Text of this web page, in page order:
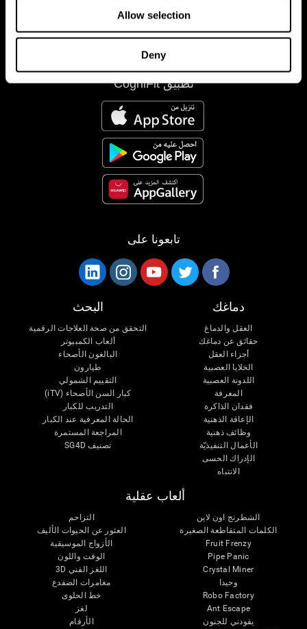
Allow selection
Deny
تطبيق CogniFit
تابعونا على
دماغك
العقل والدماغ
حقائق عن دماغك
أجزاء العقل
الخلايا العصبية
اللدونة العصبية
المعرفة
فقدان الذاكرة
الإعاقة الذهنية
وظائف ذهنية
الأعمال التنفيذيّة
الإدراك الحسى
الانتباه
البحث
التحقق من صحة العلاجات الرقمية
ألعاب الكمبيوتر
البالغون الأصحاء
طيارون
التقييم الشمولي
كبار السن الأصحاء (iTV)
التدريب للكبار
الحالة المعرفية عند الكبار
المراجعة المستمرة
تصنيف SG4D
ألعاب عقلية
الشطرنج اون لاين
الكلمات المتقاطعة الصغيرة
Fruit Frenzy
Pipe Panic
Crystal Miner
وحيدا
Robo Factory
Ant Escape
يقودني للجنون
التزاحم
العثور عن الحيوات الأليف
الأزواج الموسيقية
الوقت واللون
اللغز الفني 3D
مغامرات الضفدع
خط الحلوى
لغز
الأرقام